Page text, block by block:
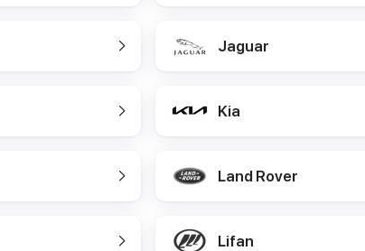
Jaguar
Kia
Land Rover
Lifan